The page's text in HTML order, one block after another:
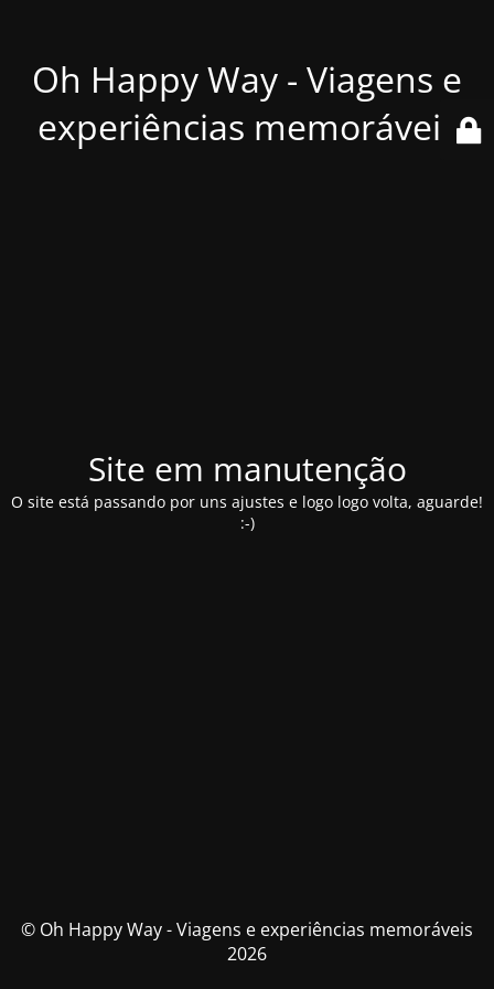
Oh Happy Way - Viagens e
experiências memoráveis
Site em manutenção
O site está passando por uns ajustes e logo logo volta, aguarde!
:-)
© Oh Happy Way - Viagens e experiências memoráveis
2026